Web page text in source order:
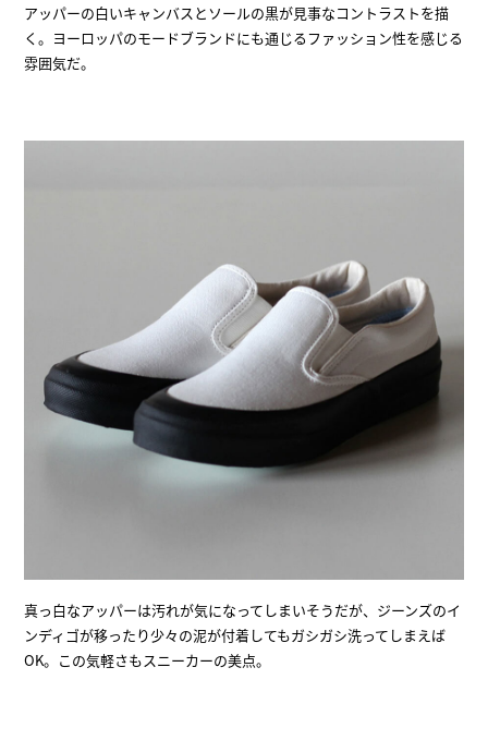
アッパーの白いキャンバスとソールの黒が見事なコントラストを描
く。ヨーロッパのモードブランドにも通じるファッション性を感じる
雰囲気だ。
真っ白なアッパーは汚れが気になってしまいそうだが、ジーンズのイ
ンディゴが移ったり少々の泥が付着してもガシガシ洗ってしまえば
OK。この気軽さもスニーカーの美点。